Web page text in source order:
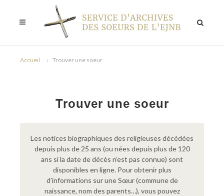
Accueil Trouver une soeur
Trouver une soeur
Les notices biographiques des religieuses décédées
depuis plus de 25 ans (ou nées depuis plus de 120
ans si la date de décès n’est pas connue) sont
disponibles en ligne. Pour obtenir plus
d’informations sur une Sœur (commune de
naissance, nom des parents…), vous pouvez